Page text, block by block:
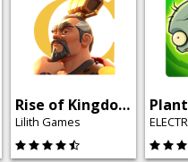
Rise of Kingdoms: Lost Crusade
Lilith Games